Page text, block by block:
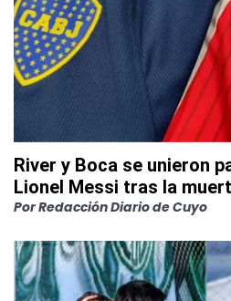
River y Boca se unieron
Lionel Messi tras la
PorRedacción Diario de Cuyo